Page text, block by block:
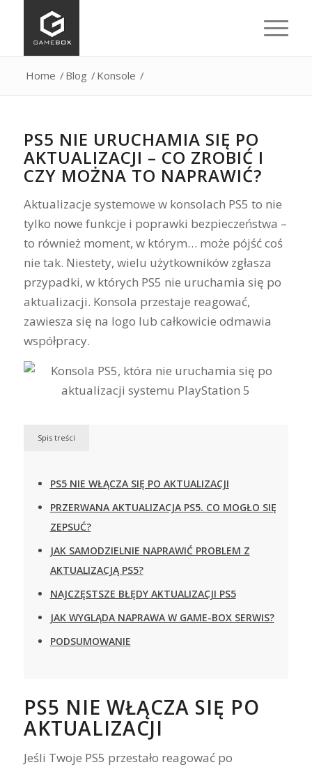
Home / Blog / Konsole /
PS5 NIE URUCHAMIA SIĘ PO
AKTUALIZACJI – CO ZROBIĆ I
CZY MOŻNA TO NAPRAWIĆ?
Aktualizacje systemowe w konsolach PS5 to nie
tylko nowe funkcje i poprawki bezpieczeństwa –
to również moment, w którym… może pójść coś
nie tak. Niestety, wielu użytkowników zgłasza
przypadki, w których PS5 nie uruchamia się po
aktualizacji. Konsola przestaje reagować,
zawiesza się na logo lub całkowicie odmawia
współpracy.
Spis treści
PS5 NIE WŁĄCZA SIĘ PO AKTUALIZACJI
PRZERWANA AKTUALIZACJA PS5. CO MOGŁO SIĘ
ZEPSUĆ?
JAK SAMODZIELNIE NAPRAWIĆ PROBLEM Z
AKTUALIZACJĄ PS5?
NAJCZĘSTSZE BŁĘDY AKTUALIZACJI PS5
JAK WYGLĄDA NAPRAWA W GAME-BOX SERWIS?
PODSUMOWANIE
PS5 NIE WŁĄCZA SIĘ PO
AKTUALIZACJI
Jeśli Twoje PS5 przestało reagować po